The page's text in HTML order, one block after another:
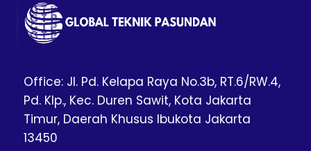
Office: Jl. Pd. Kelapa Raya No.3b, RT.6/RW.4,
Pd. Klp., Kec. Duren Sawit, Kota Jakarta
Timur, Daerah Khusus Ibukota Jakarta
13450